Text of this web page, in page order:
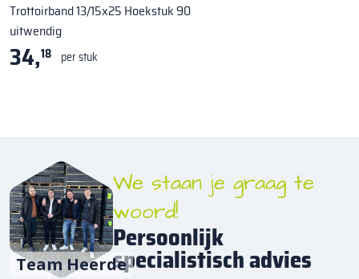
Trottoirband 13/15x25 Hoekstuk 90
uitwendig
34,18 per stuk
Team Heerde
We staan je graag te
woord!
Persoonlijk
specialistisch advies